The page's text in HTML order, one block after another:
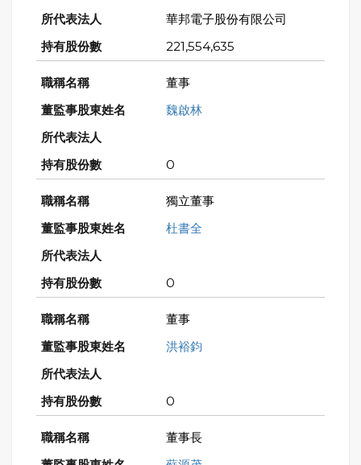
華邦電子股份有限公司
221,554,635
董事
魏啟林
0
獨立董事
杜書全
0
董事
洪裕鈞
0
董事長